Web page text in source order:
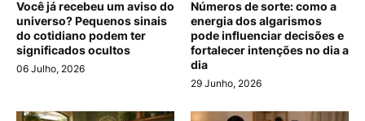
Você já recebeu um aviso do
universo? Pequenos sinais
do cotidiano podem ter
significados ocultos
06 Julho, 2026
Números de sorte: como a
energia dos algarismos
pode influenciar decisões e
fortalecer intenções no dia a
dia
29 Junho, 2026